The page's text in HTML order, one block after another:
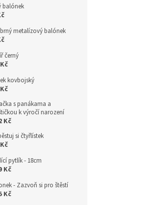
balónek
metalízový balónek
černý
kovbojský
s panákama a
k výročí narození
Kč
si čtyřlístek
pytlík - 18cm
Kč
- Zazvoň si pro štěstí
Kč